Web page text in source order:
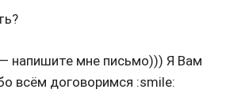
напишите мне письмо))) Я Вам
всём договоримся :smile: